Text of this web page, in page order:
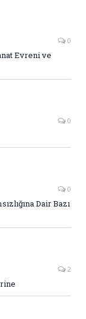
0
Evreni ve
0
0
Dair Bazı
2